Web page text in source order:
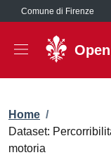
Salta al contenuto
Comune di Firenze
Briciole di
Home /
Dataset:
motoria